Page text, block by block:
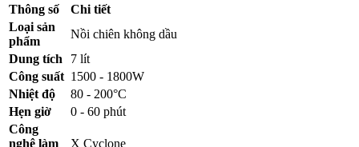
Thông số
Chi tiết
Loại sản
phẩm
Nồi chiên không dầu
Dung tích
7 lít
Công suất 1500 - 1800W
Nhiệt độ
80 - 200°C
Hẹn giờ
0 - 60 phút
Công
nghệ làm
X Cyclone